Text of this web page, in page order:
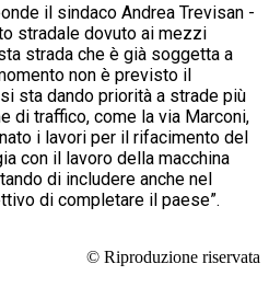
il sindaco Andrea Trevisan -
stradale dovuto ai mezzi
strada che è già soggetta a
non è previsto il
sta dando priorità a strade più
di traffico, come la via Marconi,
i lavori per il rifacimento del
con il lavoro della macchina
di includere anche nel
di completare il paese”.
© Riproduzione riservata